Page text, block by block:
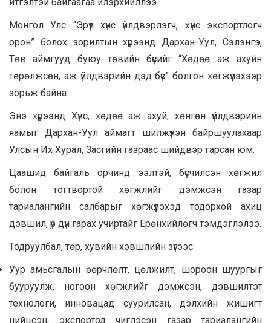
Монгол Улс “Эрүүл хүнс үйлдвэрлэгч, хүнс экспортлогч
орон” болох зорилтын хүрээнд Дархан-Уул, Сэлэнгэ,
Төв аймгууд буюу төвийн бүсийг “Хөдөө аж ахуйн
төрөлжсөн, аж үйлдвэрийн дэд бүс” болгон хөгжүүлэхээр
зорьж байна.
Энэ хүрээнд Хүнс, хөдөө аж ахуй, хөнгөн үйлдвэрийн
яамыг Дархан-Уул аймагт шилжүүлэн байршуулахаар
Улсын Их Хурал, Засгийн газраас шийдвэр гарсан юм.
Цаашид байгаль орчинд ээлтэй, бүсчилсэн хөгжил
болон тогтвортой хөгжлийг дэмжсэн газар
тариалангийн салбарыг хөгжүүлэхэд тодорхой ахиц
дэвшил, үр дүн гарах учиртайг Ерөнхийлөгч тэмдэглэлээ.
Тодруулбал, төр, хувийн хэвшлийн зүгээс:
Уур амьсгалын өөрчлөлт, цөлжилт, шороон шуургыг
бууруулж, ногоон хөгжлийг дэмжсэн, дэвшилтэт
технологи, инновацад суурилсан, дэлхийн жишигт
нийцсэн, экспортод чиглэсэн газар тариалангийн